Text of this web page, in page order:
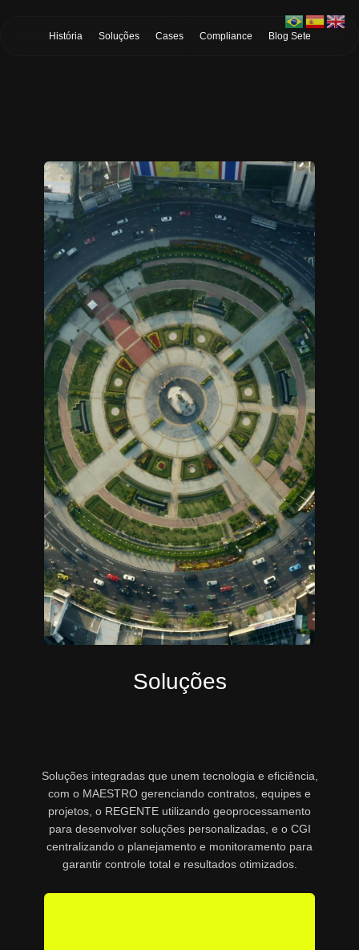
História Soluções Cases Compliance Blog Sete
Soluções
Soluções integradas que unem tecnologia e eficiência,
com o MAESTRO gerenciando contratos, equipes e
projetos, o REGENTE utilizando geoprocessamento
para desenvolver soluções personalizadas, e o CGI
centralizando o planejamento e monitoramento para
garantir controle total e resultados otimizados.